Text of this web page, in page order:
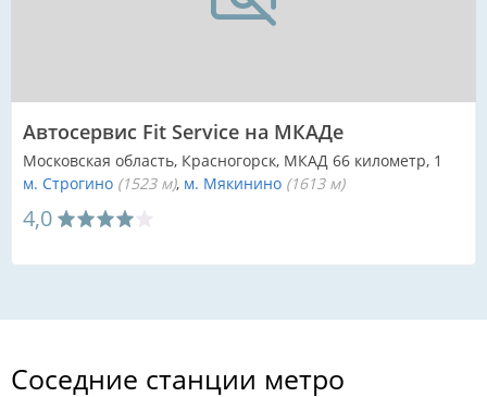
Автосервис Fit Service на МКАДе
Московская область, Красногорск, МКАД 66 километр, 1
м. Строгино (1523 м) м. Мякинино (1613 м)
4,0
Соседние станции метро